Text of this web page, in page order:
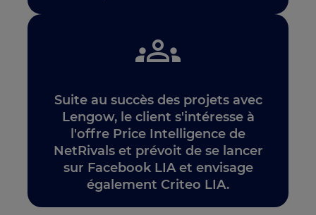
Suite au succès des projets avec
Lengow, le client s'intéresse à
l'offre Price Intelligence de
NetRivals et prévoit de se lancer
sur Facebook LIA et envisage
également Criteo LIA.